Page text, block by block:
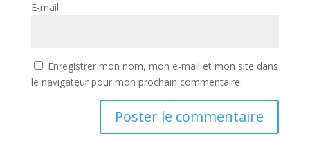
E-mail
Enregistrer mon nom, mon e-mail et mon site dans
le navigateur pour mon prochain commentaire.